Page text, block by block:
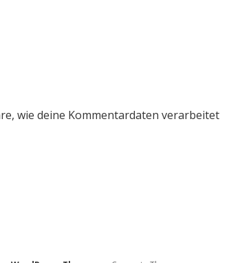
wie deine Kommentardaten verarbeitet